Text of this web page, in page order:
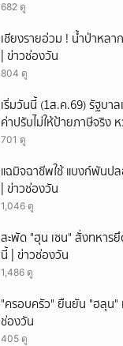
682 ดู
เชียงรายอ่วม ! น้ำป่าหลา
| ข่าวช่องวัน
804 ดู
เริ่มวันนี้ (1ส.ค.69) รัฐบา
ค่าปรับไม่ให้ป้ายภาษีจริง
จราจร
701 ดู
แฉมิจฉาชีพใช้ แบงก์พันป
| ข่าวช่องวัน
1,046 ดู
สะพัด "ฮุน เซน" สั่งทหาร
นี้ | ข่าวช่องวัน
1,486 ดู
"ครอบครัว" ยืนยัน "ฮลุน"
ช่องวัน
405 ดู